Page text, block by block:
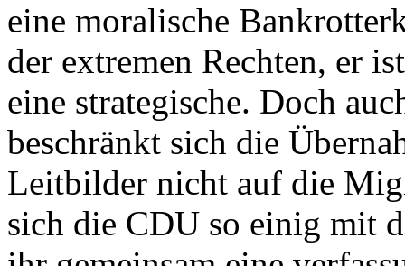
eine moralische
der extremen Rechten, er
eine strategische. Doch
beschränkt sich die
Leitbilder nicht auf die
sich die CDU so einig mit